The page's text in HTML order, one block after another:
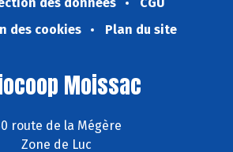
des cookies
Plan du site
Moissac
route de la Mégère
Zone de Luc